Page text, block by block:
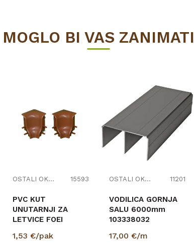
MOGLO BI VAS ZANIMATI
OSTALI OKOV - SITNICE 15593
PVC KUT
UNUTARNJI ZA
LETVICE FOEI
1,53 €/pak
OSTALI OKOV - SITNICE 11201
VODILICA GORNJA
SALU 6000mm
103338032
17,00 €/m